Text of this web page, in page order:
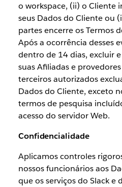
o workspace, (ii) o Cliente
seus Dados do Cliente ou
partes encerre os Termos
Após a ocorrência desses
dentro de 14 dias, excluir
suas Afiliadas e
terceiros autorizados
Dados do Cliente, exceto
termos de pesquisa
acesso do servidor Web.
Confidencialidade
Aplicamos controles
nossos funcionários aos
que os serviços do Slack e